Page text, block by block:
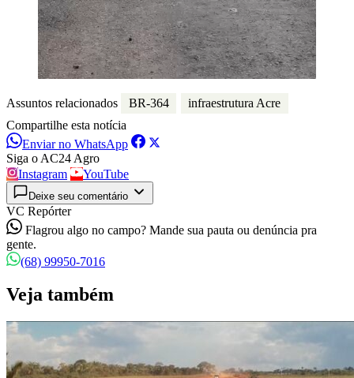
Assuntos relacionados BR-364
infraestrutura Acre
Compartilhe esta notícia
Enviar no WhatsApp
Siga o AC24 Agro
Instagram
YouTube
Deixe seu comentário
VC Repórter
Flagrou algo no campo? Mande sua pauta ou denúncia pra
gente.
(68) 99950-7016
Veja também